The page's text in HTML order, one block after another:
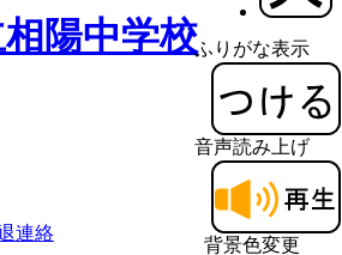
ふりがな表示
音声読み上げ
背景色変更
陽中学校
連絡